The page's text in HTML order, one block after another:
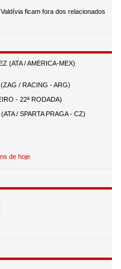
ficam fora dos relacionados
de hoje